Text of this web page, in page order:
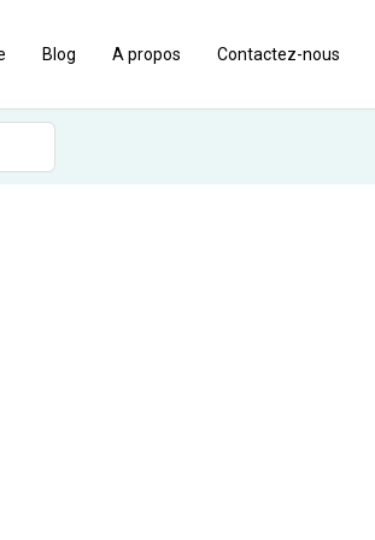
Blog A propos Contactez-nous